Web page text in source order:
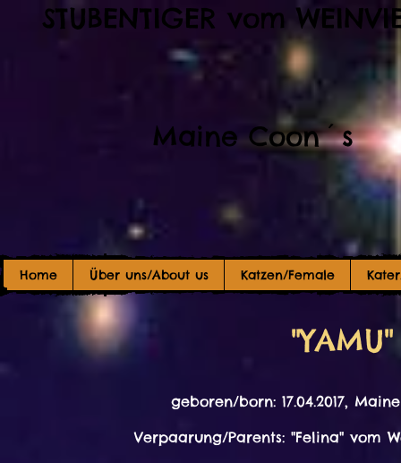
STUBENTIGER vom
Maine Coon´s
Home Über uns/About us Katzen/Female
geboren/born: 17.04.2017,Maine
Verpaarung/Parents: "Felina" vom